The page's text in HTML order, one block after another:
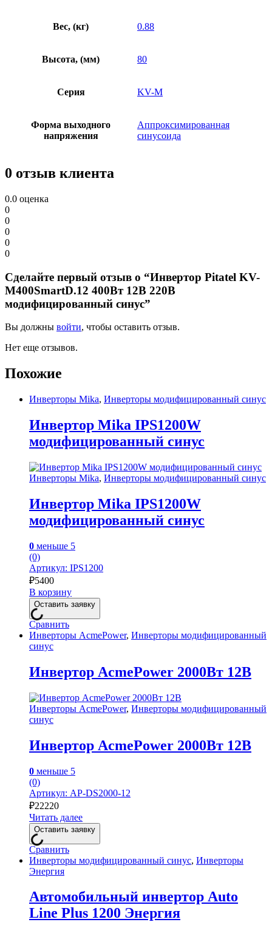
Вес, (кг) 0.88
Высота, (мм) 80
Серия KV-M
Форма выходного
напряжения
Аппроксимированная
синусоида
0 отзыв клиента
0.0 оценка
0
0
0
0
0
Сделайте первый отзыв о “Инвертор Pitatel KV-
M400SmartD.12 400Вт 12В 220В
модифицированный синус”
Вы должны войти, чтобы оставить отзыв.
Нет еще отзывов.
Похожие
Инверторы Mika, Инверторы модифицированный синус
Инвертор Mika IPS1200W
модифицированный синус
Инверторы Mika, Инверторы модифицированный синус
Инвертор Mika IPS1200W
модифицированный синус
0 меньше 5
(0)
Артикул: IPS1200
₽5400
В корзину
Оставить заявку
Сравнить
Инверторы AcmePower, Инверторы модифицированный
синус
Инвертор AcmePower 2000Вт 12В
Инверторы AcmePower, Инверторы модифицированный
синус
Инвертор AcmePower 2000Вт 12В
0 меньше 5
(0)
Артикул: AP-DS2000-12
₽22220
Читать далее
Оставить заявку
Сравнить
Инверторы модифицированный синус, Инверторы
Энергия
Автомобильный инвертор Auto
Line Plus 1200 Энергия